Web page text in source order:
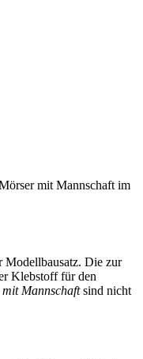
mit Mannschaft im
Modellbausatz. Die zur
Klebstoff für den
Mannschaftsind nicht